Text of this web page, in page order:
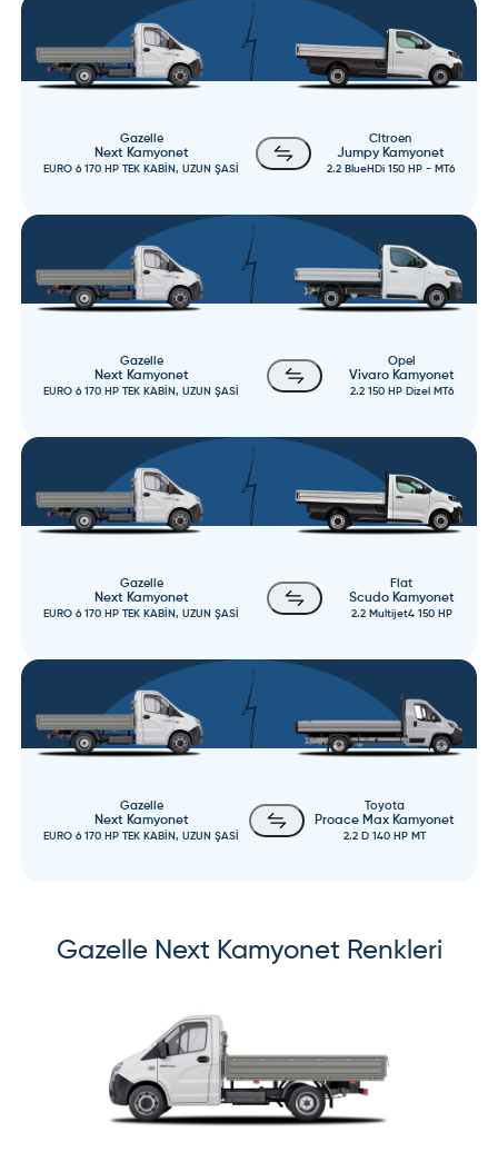
Gazelle
Next Kamyonet
EURO 6 170 HP TEK KABİN, UZUN ŞASİ
Citroen
Jumpy Kamyonet
2.2 BlueHDi 150 HP - MT6
Gazelle
Next Kamyonet
EURO 6 170 HP TEK KABİN, UZUN ŞASİ
Opel
Vivaro Kamyonet
2.2 150 HP Dizel MT6
Gazelle
Next Kamyonet
EURO 6 170 HP TEK KABİN, UZUN ŞASİ
Fiat
Scudo Kamyonet
2.2 Multijet4 150 HP
Gazelle
Next Kamyonet
EURO 6 170 HP TEK KABİN, UZUN ŞASİ
Toyota
Proace Max Kamyonet
2.2 D 140 HP MT
Gazelle Next KamyonetRenkleri